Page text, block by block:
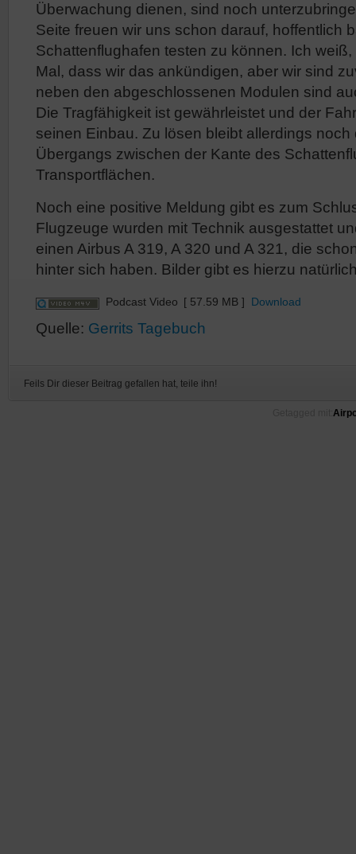
Überwachung dienen, sind noch
Seite freuen wir uns schon darauf, hoffentlich
Schattenflughafen testen zu können. Ich
Mal, dass wir das ankündigen, aber wir sind
neben den abgeschlossenen Modulen sind
Die Tragfähigkeit ist gewährleistet und der
seinen Einbau. Zu lösen bleibt allerdings
Übergangs zwischen der Kante des
Transportflächen.
Noch eine positive Meldung gibt es zum
Flugzeuge wurden mit Technik ausgestattet
einen Airbus A 319, A 320 und A 321, die
hinter sich haben. Bilder gibt es hierzu
Podcast Video [ 57.59 MB ] Download
Quelle: Gerrits Tagebuch
Feils Dir dieser Beitrag gefallen hat, teile ihn!